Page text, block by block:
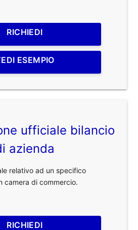
RICHIEDI
ESEMPIO
ufficiale bilancio
azienda
relativo ad un specifico
camera di commercio.
RICHIEDI